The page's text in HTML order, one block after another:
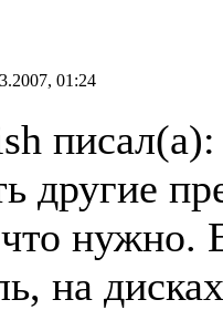
01:24
писал(a):
другие
нужно.
на